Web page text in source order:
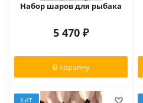
Набор шаров для рыбака
5 470 ₽
В корзину
ХИТ